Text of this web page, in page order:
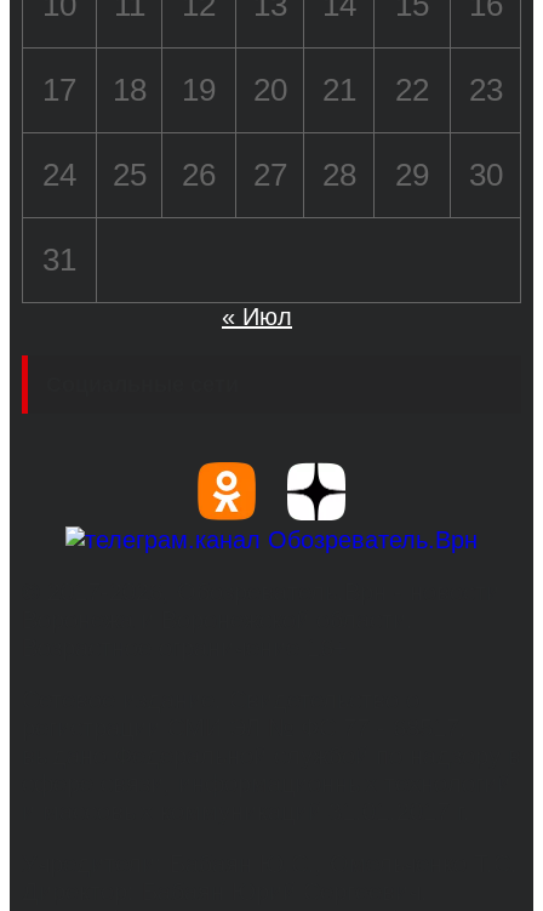
17 18 19 20 21 22 23
24 25 26 27 28 29 30
31
« Июл